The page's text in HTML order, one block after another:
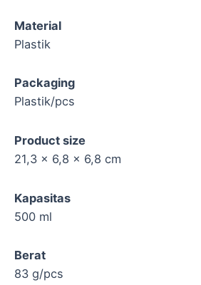
Material
Plastik
Packaging
Plastik/pcs
Product size
21,3 x 6,8 x 6,8 cm
Kapasitas
500 ml
Berat
83 g/pcs